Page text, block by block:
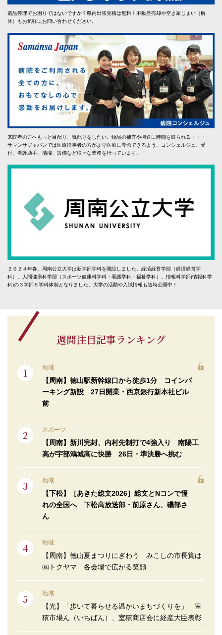
遺品整理でお困りではないですか？県内出張見積は無料！不動産売却や空き家じまい（解
体）もお気軽にお問い合わせください。
来院者の方へもっと目配り、気配りをしたい。物品の補充や搬送に時間を取られる・・・
サマンサジャパンでは医療従事者の方がより医療に専念できるよう、コンシェルジュ、受
付、看護助手、清掃、設備など様々な業務を行っています。
２０２４年春、周南公立大学は新学部学科を開設しました。経済経営学部（経済経営学
科）、人間健康科学部（スポーツ健康科学科・看護学科・福祉学科）、情報科学部(情報科学
科)の３学部５学科体制となりました。大学の活動や入試情報も随時公開中！
週間注目記事ランキング
地域
【周南】徳山駅新幹線口から徒歩1分 コインパ
ーキング新設 27日開業・西京銀行新本社ビル
前
スポーツ
【周南】新川完封、内村先制打で4強入り 南陽工
高が宇部鴻城高に快勝 26日・準決勝へ挑む
地域
【下松】［あきた総文2026］総文とNコンで憧
れの全国へ 下松高放送部・前原さん、磯部さ
ん
地域
【周南】徳山夏まつりにぎわう みこしの市長賞は
㈱トクヤマ 各会場で広がる笑顔
地域
【光】「歩いて暮らせる温かいまちづくりを」 室
積市場ん（いちばん）、室積商店会に経産大臣表彰